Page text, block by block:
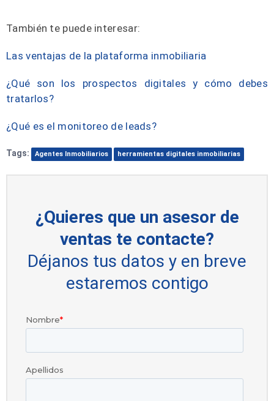
También te puede interesar:
Las ventajas de la plataforma inmobiliaria
¿Qué son los prospectos digitales y cómo debes
tratarlos?
¿Qué es el monitoreo de leads?
Tags: Agentes Inmobiliarios herramientas digitales inmobiliarias
¿Quieres que un asesor de
ventas te contacte?
Déjanos tus datos y en breve
estaremos contigo